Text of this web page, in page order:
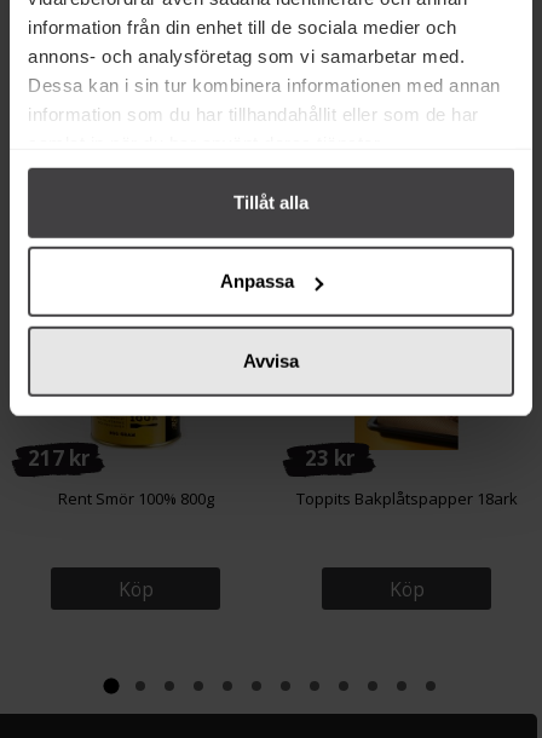
information från din enhet till de sociala medier och
annons- och analysföretag som vi samarbetar med.
Dessa kan i sin tur kombinera informationen med annan
information som du har tillhandahållit eller som de har
Tillåt alla
Anpassa
Avvisa
Köp Köp
Relaterade varor
217 kr
Rent Smör 100% 800g
Köp
23 kr
Toppits Bakplåtspapper 18ark
Köp